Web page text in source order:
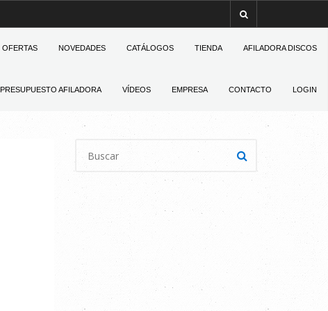
OFERTAS NOVEDADES CATÁLOGOS TIENDA AFILADORA DISCOS
PRESUPUESTO AFILADORA VÍDEOS EMPRESA CONTACTO LOGIN